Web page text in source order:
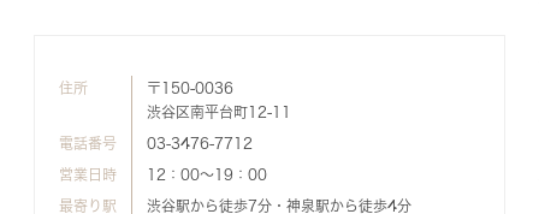
住所
〒150-0036
渋谷区南平台町12-11
電話番号 03-3476-7712
営業日時 12：00～19：00
最寄り駅 渋谷駅から徒歩7分・神泉駅から徒歩4分